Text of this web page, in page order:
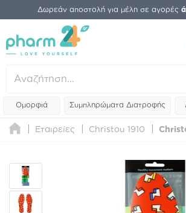
Δωρεάν αποστολή για μέλη σε αγορές
Ομορφιά Συμπληρώματα Διατροφής
Εταιρείες Christou 1910